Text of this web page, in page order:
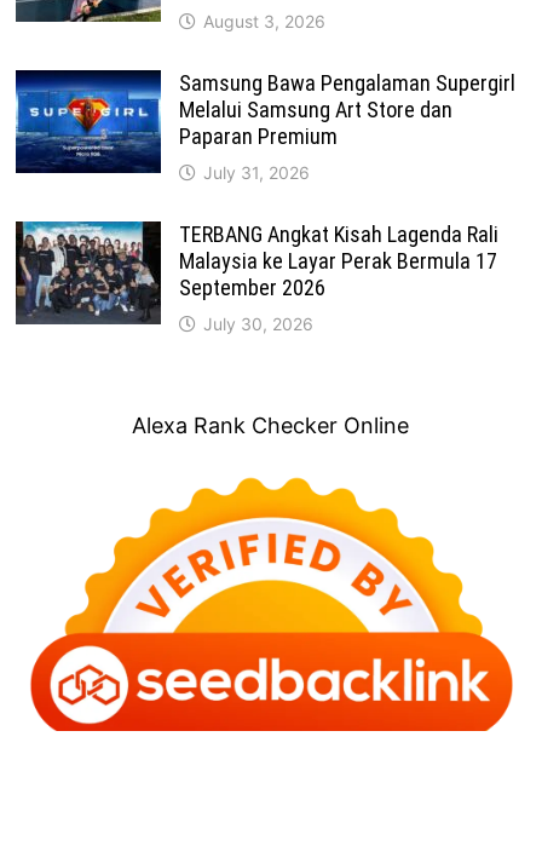
August 3, 2026
Samsung Bawa Pengalaman Supergirl
Melalui Samsung Art Store dan
Paparan Premium
July 31, 2026
TERBANG Angkat Kisah Lagenda Rali
Malaysia ke Layar Perak Bermula 17
September 2026
July 30, 2026
Alexa Rank Checker Online